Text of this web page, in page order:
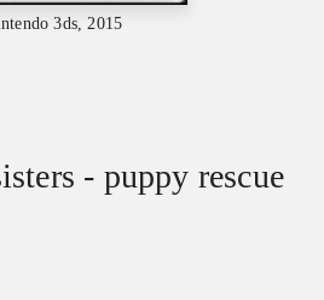
3ds, 2015
- puppy rescue